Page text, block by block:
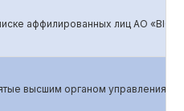
аффилированных лиц АО
высшим органом управления